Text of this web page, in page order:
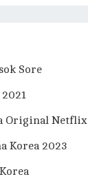
Sore
Original Netflix
Korea 2023